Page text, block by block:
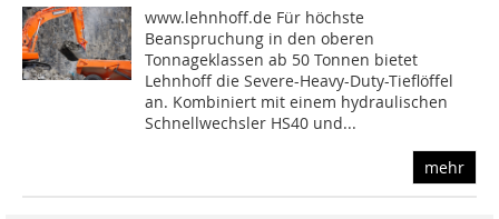
www.lehnhoff.de Für höchste
Beanspruchung in den oberen
Tonnageklassen ab 50 Tonnen bietet
Lehnhoff die Severe-Heavy-Duty-Tieflöffel
an. Kombiniert mit einem hydraulischen
Schnellwechsler HS40 und...
mehr